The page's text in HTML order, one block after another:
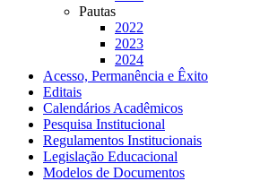
Pautas
2022
2023
2024
Acesso, Permanência e Êxito
Editais
Calendários Acadêmicos
Pesquisa Institucional
Regulamentos Institucionais
Legislação Educacional
Modelos de Documentos